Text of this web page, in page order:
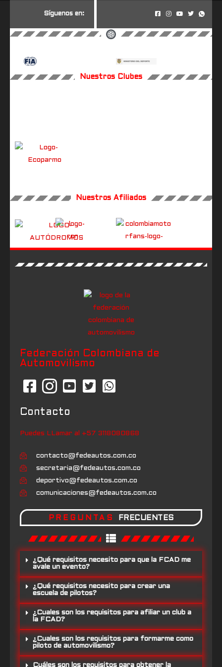
Síguenos en:
Nuestros Clubes
Nuestros Afiliados
Federación Colombiana de
Automovilismo
Contacto
Puedes LLamar al +57 3118080868
contacto@fedeautos.com.co
secretaria@fedeautos.com.co
deportivo@fedeautos.com.co
comunicaciones@fedeautos.com.co
PREGUNTAS FRECUENTES
¿Qué requisitos necesito para que la FCAD me
avale un evento?
¿Qué requisitos necesito para crear una
escuela de pilotos?
¿Cuales son los requisitos para afiliar un club a
la FCAD?
¿Cuales son los requisitos para formarme como
piloto de automovilismo?
Cuáles son los requisitos para obtener la